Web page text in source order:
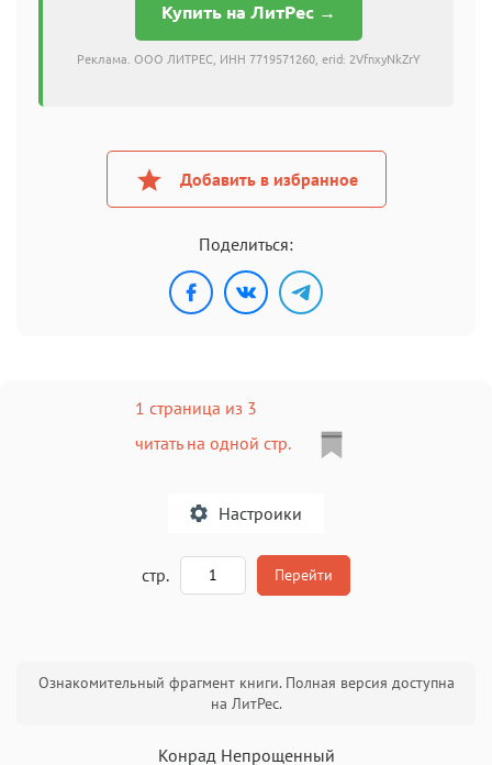
Купить на ЛитРес →
Реклама. ООО ЛИТРЕС, ИНН 7719571260, erid: 2VfnxyNkZrY
Добавить в избранное
Поделиться:
1 страница из 3
читать на одной стр.
Настроики
стр. Перейти
Ознакомительный фрагмент книги. Полная версия доступна
на ЛитРес.
Конрад Непрощенный